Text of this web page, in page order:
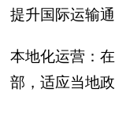
提升国际运输通
本地化运营：
部，适应当地